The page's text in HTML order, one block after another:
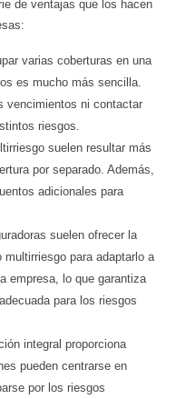
de ventajas que los hacen
varias coberturas en una
es mucho más sencilla.
vencimientos ni contactar
riesgos.
suelen resultar más
por separado. Además,
adicionales para
suelen ofrecer la
para adaptarlo a
empresa, lo que garantiza
para los riesgos
integral proporciona
pueden centrarse en
por los riesgos